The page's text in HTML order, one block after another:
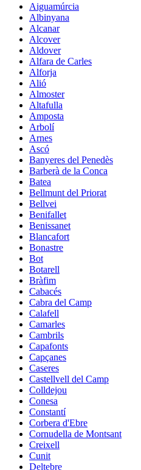
Aiguamúrcia
Albinyana
Alcanar
Alcover
Aldover
Alfara de Carles
Alforja
Alió
Almoster
Altafulla
Amposta
Arbolí
Arnes
Ascó
Banyeres del Penedès
Barberà de la Conca
Batea
Bellmunt del Priorat
Bellvei
Benifallet
Benissanet
Blancafort
Bonastre
Bot
Botarell
Bràfim
Cabacés
Cabra del Camp
Calafell
Camarles
Cambrils
Capafonts
Capçanes
Caseres
Castellvell del Camp
Colldejou
Conesa
Constantí
Corbera d'Ebre
Cornudella de Montsant
Creixell
Cunit
Deltebre